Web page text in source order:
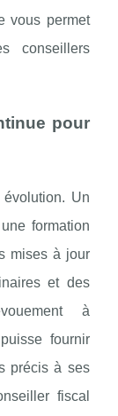
vous permet
conseillers
pour
Un
formation
mises à jour
et des
à
fournir
précis à ses
fiscal